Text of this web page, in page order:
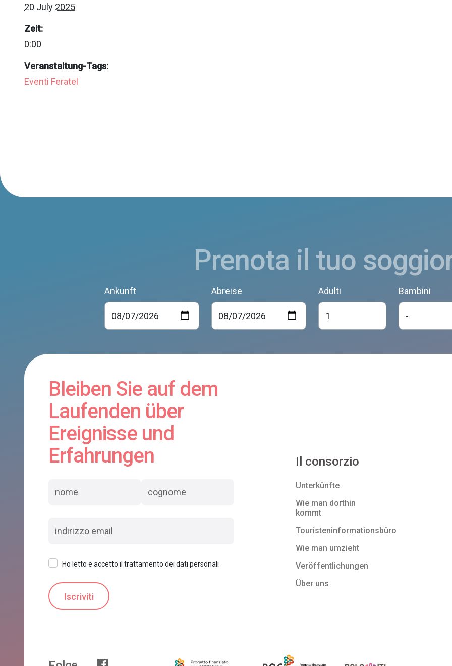
20 July 2025
Zeit:
0:00
Veranstaltung-Tags:
Eventi Feratel
Prenota il tuo
Ankunft Abreise Adulti Bambini
Bleiben Sie auf dem
Laufenden über
Ereignisse und
Erfahrungen
Ho letto e accetto il trattamento dei dati personali
Il consorzio
Unterkünfte
Wie man dorthin
kommt
Touristeninformationsbüro
Wie man umzieht
Veröffentlichungen
Über uns